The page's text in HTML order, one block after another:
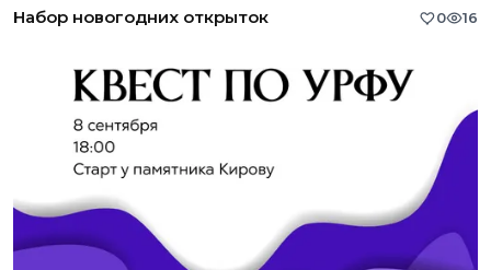
Набор новогодних открыток 0 16